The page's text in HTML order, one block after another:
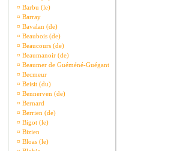
¤ Barbu (le)
¤ Barray
¤ Bavalan (de)
¤ Beaubois (de)
¤ Beaucours (de)
¤ Beaumanoir (de)
¤ Beaumer de Guéméné-Guégant
¤ Becmeur
¤ Beisit (du)
¤ Bennerven (de)
¤ Bernard
¤ Berrien (de)
¤ Bigot (le)
¤ Bizien
¤ Bloas (le)